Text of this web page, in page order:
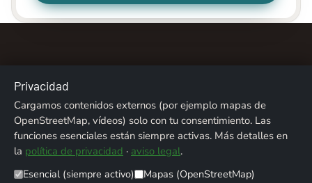
Sobre nosotros Contacto
Aviso legal
Privacidad
Créditos fotográficos
© 2026 ALPENTREFF · POWERED BYMIKO24 - IT SERVICE
Privacidad
Cargamos contenidos externos (por ejemplo mapas de
OpenStreetMap, vídeos) solo con tu consentimiento. Las
funciones esenciales están siempre activas. Más detalles en
la política de privacidad · aviso legal.
Esencial (siempre activo)
Mapas (OpenStreetMap)